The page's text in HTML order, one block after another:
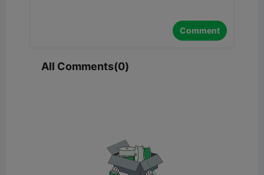
Comment
All Comments(0)